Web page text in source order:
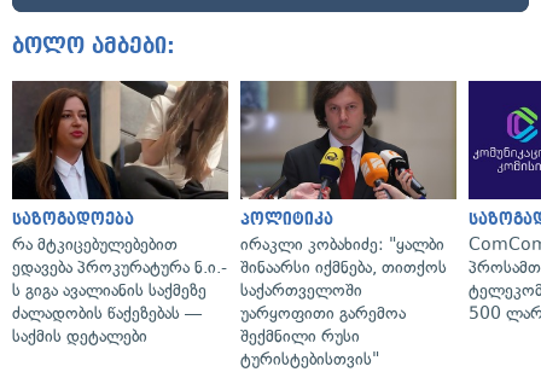
ბოლო ამბები:
საზოგადოება
რა მტკიცებულებებით
ედავება პროკურატურა ნ.ი.-
ს გიგა ავალიანის საქმეზე
ძალადობის წაქეზებას —
საქმის დეტალები
პოლიტიკა
ირაკლი კობახიძე: "ყალბი
შინაარსი იქმნება, თითქოს
საქართველოში
უარყოფითი გარემოა
შექმნილი რუსი
ტურისტებისთვის"
500